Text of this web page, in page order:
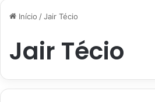
Início /Jair Técio
Jair Técio